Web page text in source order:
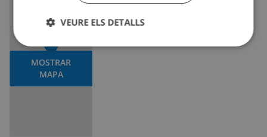
MOSTRAR
MAPA
VEURE ELS DETALLS